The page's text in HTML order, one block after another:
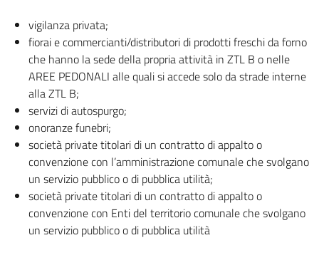
vigilanza privata;
fiorai e commercianti/distributori di prodotti freschi da forno
che hanno la sede della propria attività in ZTL B o nelle
AREE PEDONALI alle quali si accede solo da strade interne
alla ZTL B;
servizi di autospurgo;
onoranze funebri;
società private titolari di un contratto di appalto o
convenzione con l’amministrazione comunale che svolgano
un servizio pubblico o di pubblica utilità;
società private titolari di un contratto di appalto o
convenzione con Enti del territorio comunale che svolgano
un servizio pubblico o di pubblica utilità